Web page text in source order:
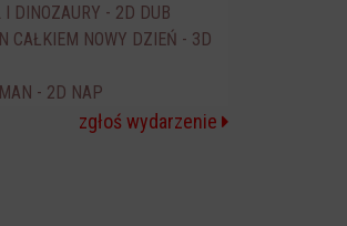
I DINOZAURY - 2D DUB
CAŁKIEM NOWY DZIEŃ - 3D
- 2D NAP
zgłoś wydarzenie